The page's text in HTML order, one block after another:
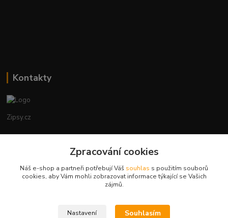
Kontakty
Zipsy.cz
+420774877333
obchod@zipsy.cz
Zpracování cookies
Náš e-shop a partneři potřebují Váš souhlas s použitím souborů
cookies, aby Vám mohli zobrazovat informace týkající se Vašich
zájmů.
Nastavení Souhlasím